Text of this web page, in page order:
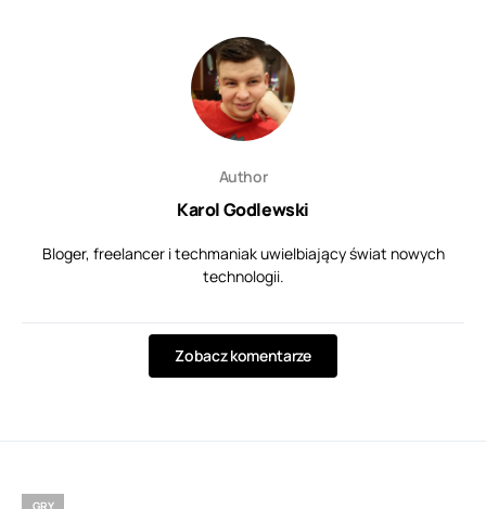
Author
Karol Godlewski
Bloger, freelancer i techmaniak uwielbiający świat nowych
technologii.
Zobacz komentarze
GRY